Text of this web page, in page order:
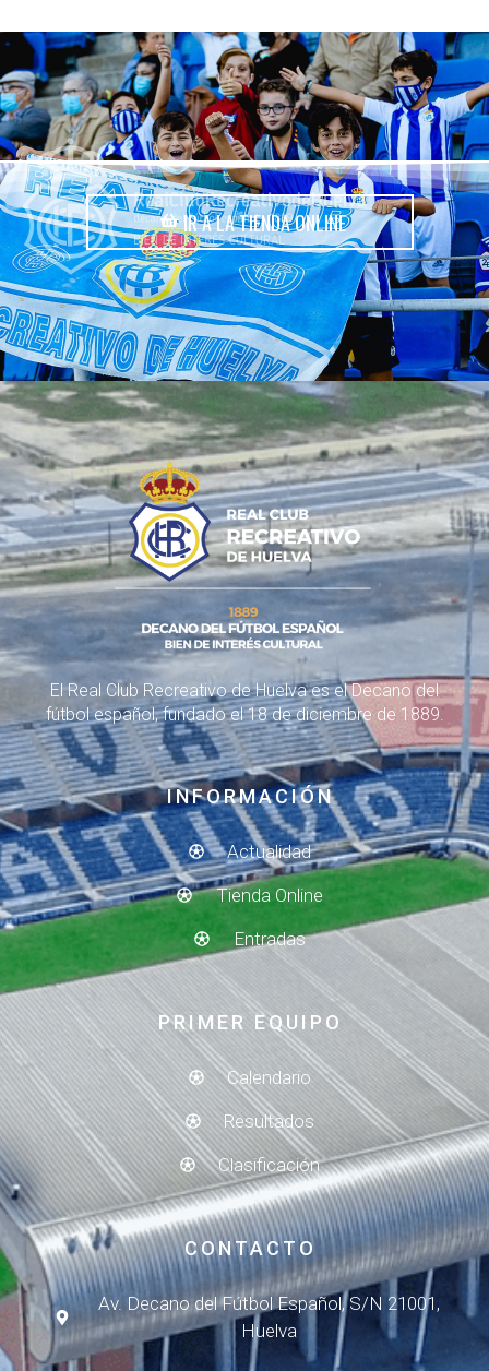
IR A LA TIENDA ONLINE
El Real Club Recreativo de Huelva es el Decano del
fútbol español, fundado el 18 de diciembre de 1889.
INFORMACIÓN
Actualidad
Tienda Online
Entradas
PRIMER EQUIPO
Calendario
Resultados
Clasificación
CONTACTO
Av. Decano del Fútbol Español, S/N 21001,
Huelva